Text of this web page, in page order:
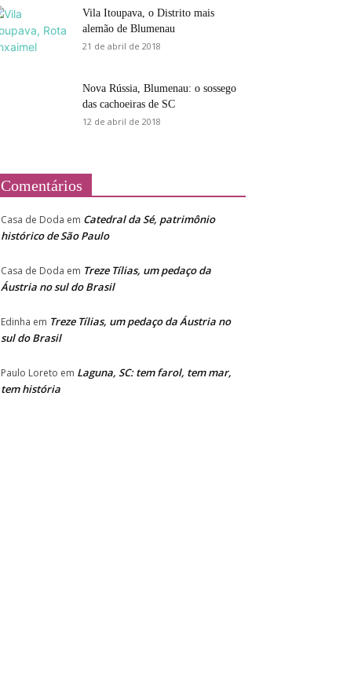
Vila Itoupava, o Distrito mais
alemão de Blumenau
21 de abril de 2018
Nova Rússia, Blumenau: o sossego
das cachoeiras de SC
12 de abril de 2018
Comentários
Casa de Doda em Catedral da Sé, patrimônio
histórico de São Paulo
Casa de Doda em Treze Tílias, um pedaço da
Áustria no sul do Brasil
Edinha em Treze Tílias, um pedaço da Áustria no
sul do Brasil
Paulo Loreto em Laguna, SC: tem farol, tem mar,
tem história